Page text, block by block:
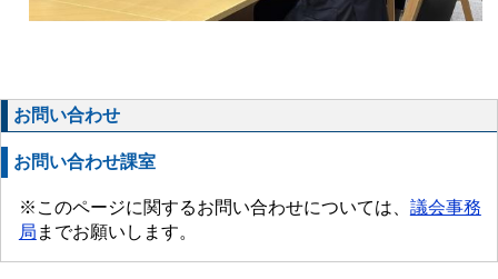
お問い合わせ
お問い合わせ課室
※このページに関するお問い合わせについては、 議会事務
局 までお願いします。